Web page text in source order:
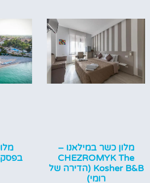
מלון כשר במילאנו –
CHEZROMYK The
Kosher B&B (הדירה של
רומי)